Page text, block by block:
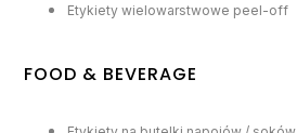
Etykiety wielowarstwowe peel-off
FOOD & BEVERAGE